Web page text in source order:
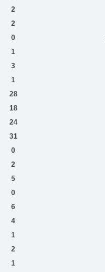
2
2
0
1
3
1
28
18
24
31
0
2
5
0
6
4
1
2
1